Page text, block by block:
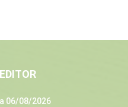
06/08/2026